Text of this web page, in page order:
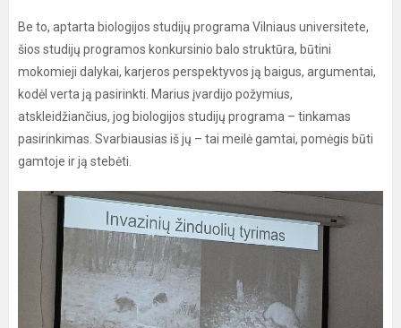
Be to, aptarta biologijos studijų programa Vilniaus universitete,
šios studijų programos konkursinio balo struktūra, būtini
mokomieji dalykai, karjeros perspektyvos ją baigus, argumentai,
kodėl verta ją pasirinkti. Marius įvardijo požymius,
atskleidžiančius, jog biologijos studijų programa – tinkamas
pasirinkimas. Svarbiausias iš jų – tai meilė gamtai, pomėgis būti
gamtoje ir ją stebėti.